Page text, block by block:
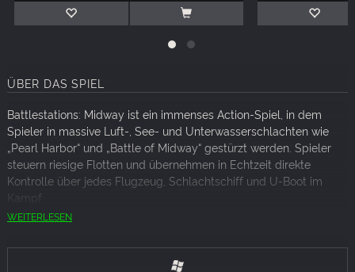
ÜBER DAS SPIEL
Battlestations: Midway ist ein immenses Action-Spiel, in dem
Spieler in massive Luft-, See- und Unterwasserschlachten wie
„Pearl Harbor“ und „Battle of Midway“ gestürzt werden. Spieler
steuern riesige Flotten und übernehmen in Echtzeit direkte
Kontrolle über jedes Flugzeug, Schlachtschiff und U-Boot im
Kampf.
groß angelegten Seeschlachten und lässt die großen Schlachten
des 2. Weltkrieges im Pazifik wieder lebendig werden. Vom dem
WEITERLESEN